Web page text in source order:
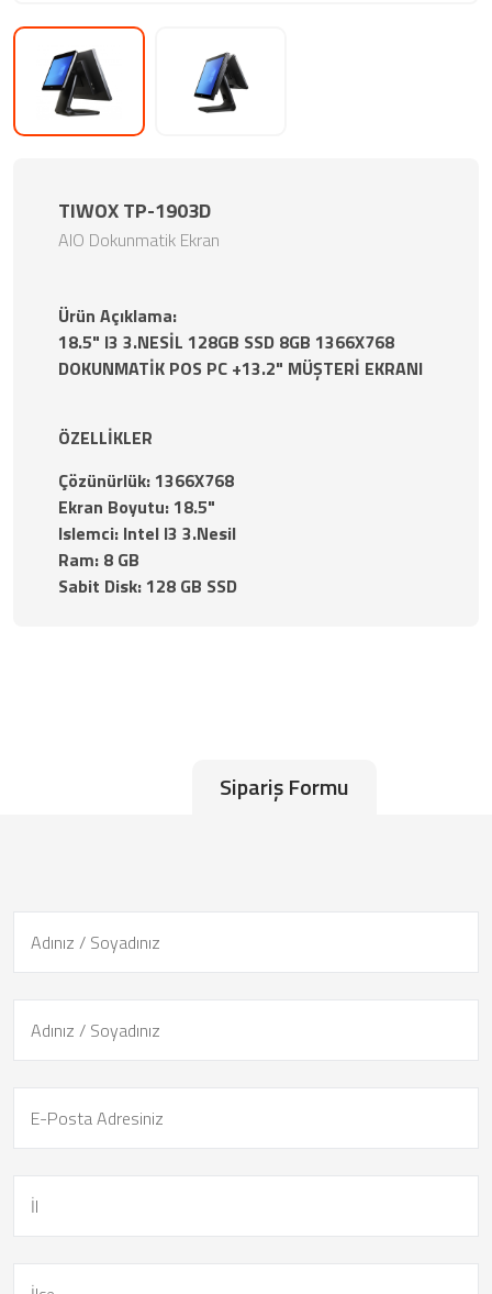
TIWOX TP-1903D
AIO Dokunmatik Ekran
Ürün Açıklama:
18.5" I3 3.NESİL 128GB SSD 8GB 1366X768
DOKUNMATİK POS PC +13.2" MÜŞTERİ EKRANI
ÖZELLİKLER
Çözünürlük: 1366X768
Ekran Boyutu: 18.5"
Islemci: Intel I3 3.Nesil
Ram: 8 GB
Sabit Disk: 128 GB SSD
Sipariş Formu